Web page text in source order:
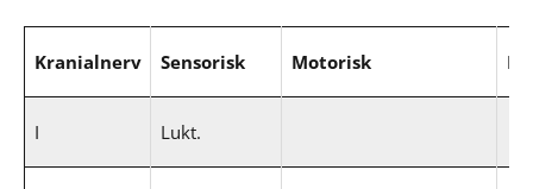
Kranialnerv Sensorisk Motorisk
I Lukt.